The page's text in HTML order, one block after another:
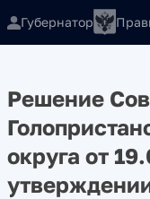
Губернатор
Решение
округа от